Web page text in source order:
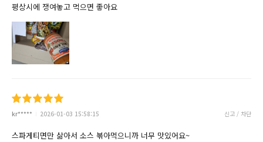
평상시에 쟁여놓고 먹으면 좋아요
kr***** 2026-01-03 15:58:15 신고 / 차단
스파게티면만 삶아서 소스 볶아먹으니까 너무 맛있어요~